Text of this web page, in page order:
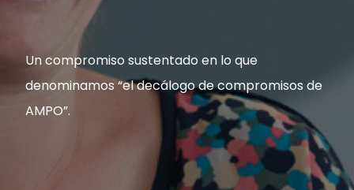
Un compromiso sustentado en lo que
denominamos “el decálogo de compromisos de
AMPO”.